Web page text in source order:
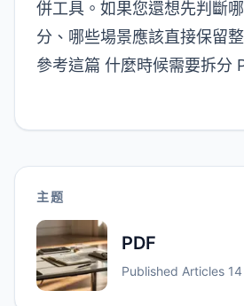
併工具 。如果您還想先判斷
分、哪些場景應該直接保留
參考這篇 什麼時候需要拆分
主题
PDF
Published Articles 14